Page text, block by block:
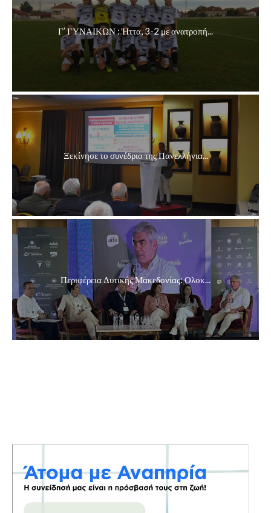
Γ’ ΓΥΝΑΙΚΩΝ : Ήττα, 3-2 με ανατροπή...
Ξεκίνησε το συνέδριο της Πανελλήνια...
Περιφέρεια Δυτικής Μακεδονίας: Ολοκ...